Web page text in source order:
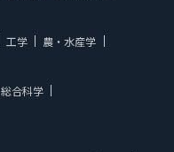
工学
農・水産学
総合科学